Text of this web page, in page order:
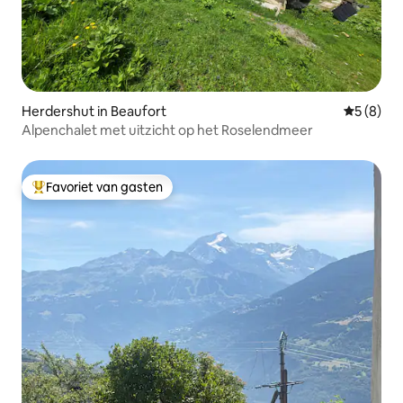
Herdershut in Beaufort
5 (8)
Alpenchalet met uitzicht op het Roselendmeer
Topfavoriet van gasten
Favoriet van gasten